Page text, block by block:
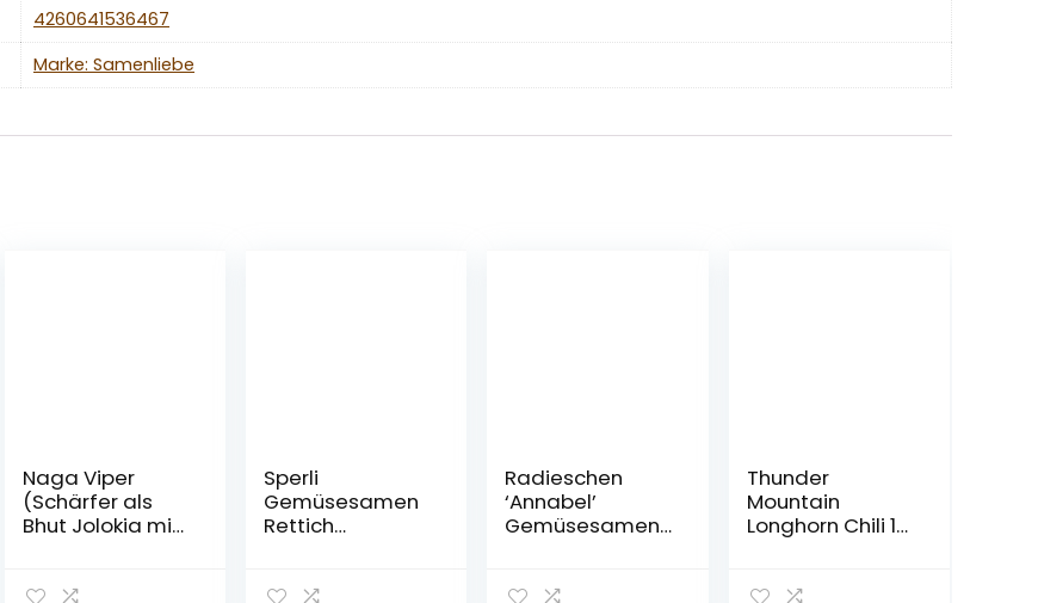
‎4260641536467
Marke: Samenliebe
Naga Viper
(Schärfer als
Bhut Jolokia mit
Sperli
Gemüsesamen
Rettich
Radieschen
‘Annabel’
Gemüsesamen
Thunder
Mountain
Longhorn Chili 10